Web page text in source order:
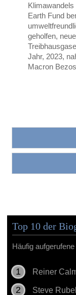
Earth Fund
geholfen,
Jahr, 2023,
Macron
Top 10 der
Häufig
Reiner
Steve